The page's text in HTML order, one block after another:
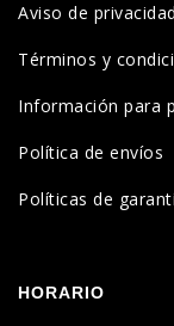
Aviso de privacidad
Términos y
Información para
Política de envíos
Políticas de
HORARIO